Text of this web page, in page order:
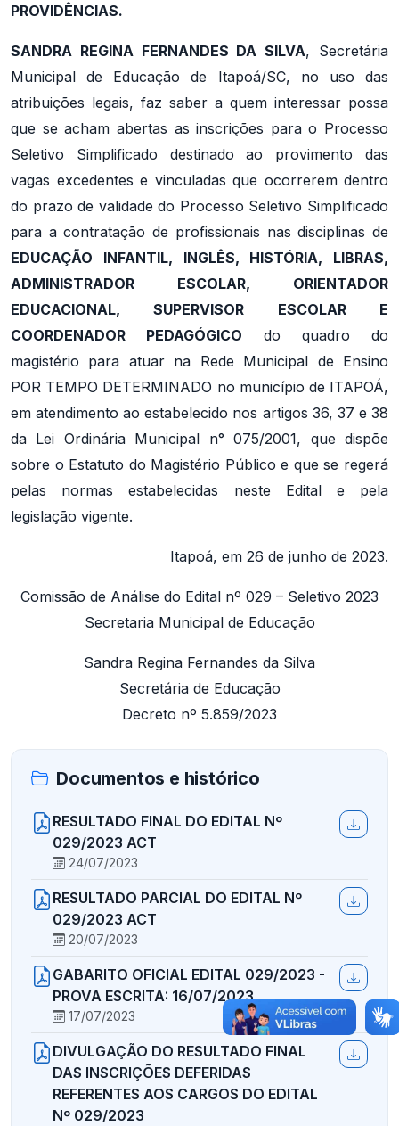
PROVIDÊNCIAS.
SANDRA REGINA FERNANDES DA SILVA, Secretária
Municipal de Educação de Itapoá/SC, no uso das
atribuições legais, faz saber a quem interessar possa
que se acham abertas as inscrições para o Processo
Seletivo Simplificado destinado ao provimento das
vagas excedentes e vinculadas que ocorrerem dentro
do prazo de validade do Processo Seletivo Simplificado
para a contratação de profissionais nas disciplinas de
EDUCAÇÃO INFANTIL, INGLÊS, HISTÓRIA, LIBRAS,
ADMINISTRADOR ESCOLAR, ORIENTADOR
EDUCACIONAL, SUPERVISOR ESCOLAR E
COORDENADOR PEDAGÓGICO do quadro do
magistério para atuar na Rede Municipal de Ensino
POR TEMPO DETERMINADO no município de ITAPOÁ,
em atendimento ao estabelecido nos artigos 36, 37 e 38
da Lei Ordinária Municipal n° 075/2001, que dispõe
sobre o Estatuto do Magistério Público e que se regerá
pelas normas estabelecidas neste Edital e pela
legislação vigente.
Itapoá, em 26 de junho de 2023.
Comissão de Análise do Edital nº 029 – Seletivo 2023
Secretaria Municipal de Educação
Sandra Regina Fernandes da Silva
Secretária de Educação
Decreto nº 5.859/2023
Documentos e histórico
RESULTADO FINAL DO EDITAL Nº
029/2023 ACT
24/07/2023
RESULTADO PARCIAL DO EDITAL Nº
029/2023 ACT
20/07/2023
GABARITO OFICIAL EDITAL 029/2023 -
PROVA ESCRITA: 16/07/2023
17/07/2023
DIVULGAÇÃO DO RESULTADO FINAL
DAS INSCRIÇÕES DEFERIDAS
REFERENTES AOS CARGOS DO EDITAL
Nº 029/2023